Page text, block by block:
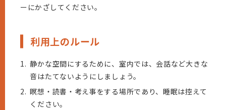
ーにかざしてください。
利用上のルール
1. 静かな空間にするために、室内では、会話など大きな
音はたてないようにしましょう。
2. 瞑想・読書・考え事をする場所であり、睡眠は控えて
ください。